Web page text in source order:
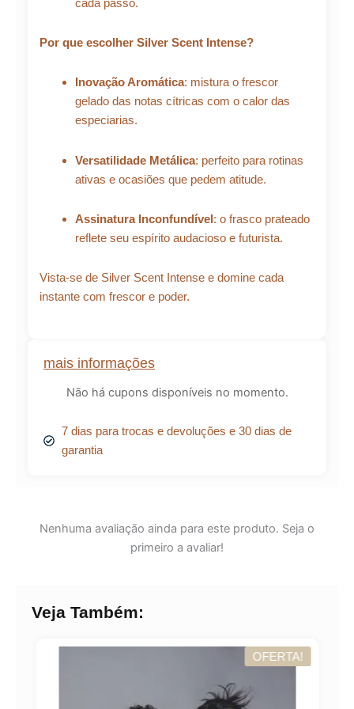
mais informações
Não há cupons disponíveis no momento.
7 dias para trocas e devoluções e 30 dias de
garantia
Por que escolher Silver Scent Intense?
Inovação Aromática: mistura o frescor
gelado das notas cítricas com o calor das
especiarias.
Versatilidade Metálica: perfeito para rotinas
ativas e ocasiões que pedem atitude.
Assinatura Inconfundível: o frasco prateado
reflete seu espírito audacioso e futurista.
Vista-se de Silver Scent Intense e domine cada
instante com frescor e poder.
Nenhuma avaliação ainda para este produto. Seja o
primeiro a avaliar!
Veja Também:
OFERTA!